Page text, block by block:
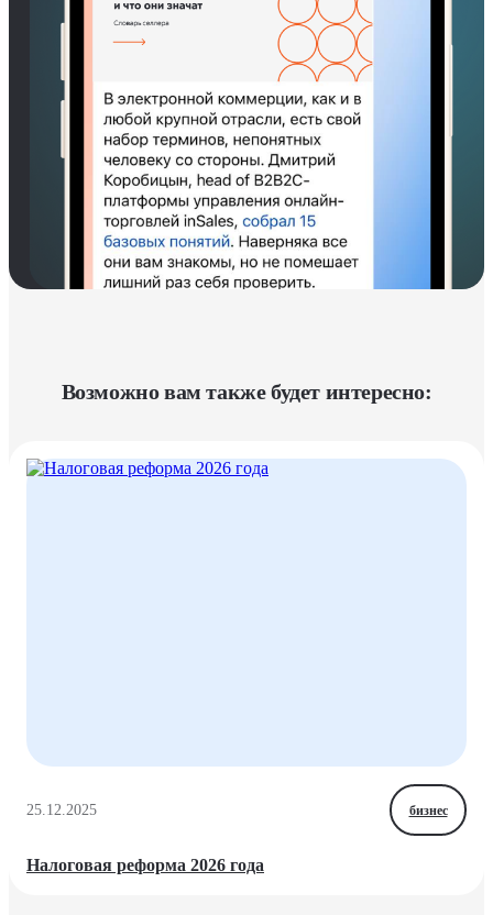
Возможно вам также будет интересно:
25.12.2025 бизнес
Налоговая реформа 2026 года